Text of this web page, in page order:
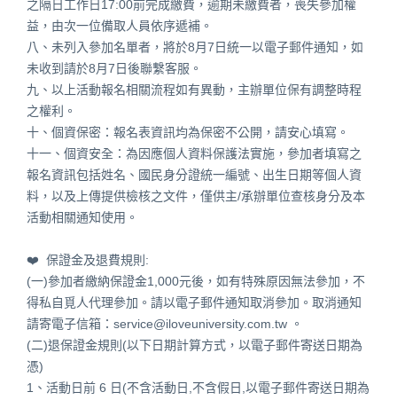
之隔日工作日17:00前完成繳費，逾期未繳費者，喪失參加權
益，由次一位備取人員依序遞補。
八、未列入參加名單者，將於8月7日統一以電子郵件通知，如
未收到請於8月7日後聯繫客服。
九、以上活動報名相關流程如有異動，主辦單位保有調整時程
之權利。
十、個資保密：報名表資訊均為保密不公開，請安心填寫。
十一、個資安全：為因應個人資料保護法實施，參加者填寫之
報名資訊包括姓名、國民身分證統一編號、出生日期等個人資
料，以及上傳提供檢核之文件，僅供主/承辦單位查核身分及本
活動相關通知使用。
❤️ 保證金及退費規則:
(一)參加者繳納保證金1,000元後，如有特殊原因無法參加，不
得私自覓人代理參加。請以電子郵件通知取消參加。取消通知
請寄電子信箱：service@iloveuniversity.com.tw 。
(二)退保證金規則(以下日期計算方式，以電子郵件寄送日期為
憑)
1、活動日前 6 日(不含活動日,不含假日,以電子郵件寄送日期為